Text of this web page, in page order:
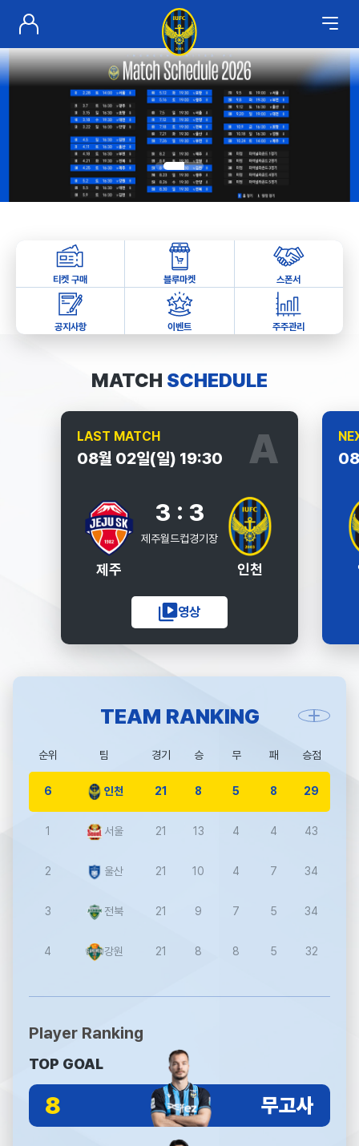
티켓 구매 블루마켓 스폰서
공지사항 이벤트 주주관리
MATCH SCHEDULE
LAST MATCH
08월 02일(일) 19:30
제주
3 : 3
제주월드컵경기장
인천
영상
TEAM RANKING
순위 팀 경기 승 무 패 승점
6 인천 21 8 5 8 29
1 서울 21 13 4 4 43
2 울산 21 10 4 7 34
3 전북 21 9 7 5 34
4 강원 21 8 8 5 32
Player Ranking
TOP GOAL
8 무고사